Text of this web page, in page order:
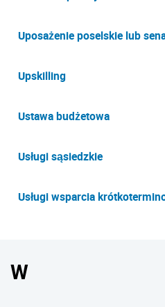
Uposażenie poselskie lub
Upskilling
Ustawa budżetowa
Usługi sąsiedzkie
Usługi wsparcia
W